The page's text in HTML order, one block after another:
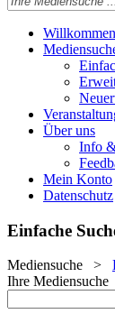
Über uns
Info
Mein Konto
Datenschutz
Einfache
Mediensuche >
Ihre Mediensuche